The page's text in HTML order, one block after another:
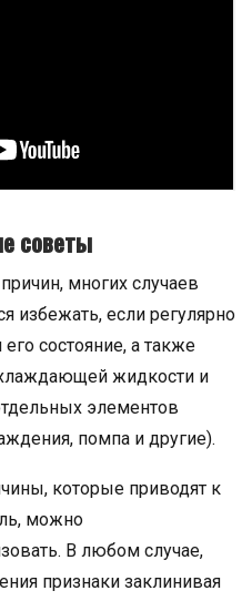
советы
многих случаев
избежать, если регулярно
состояние, а также
жидкости и
элементов
помпа и другие).
которые приводят к
можно
В любом случае,
признаки заклинивая